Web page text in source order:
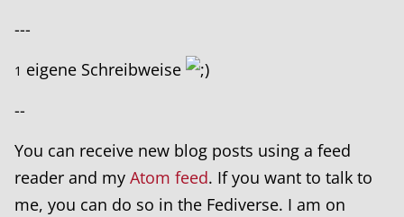
---
1 eigene Schreibweise
--
You can receive new blog posts using a feed
reader and my Atom feed. If you want to talk to
me, you can do so in the Fediverse. I am on